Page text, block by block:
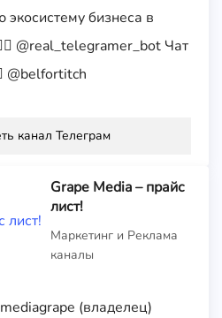
экосистему бизнеса в
@real_telegramer_bot Чат
@belfortitch
канал Телеграм
Grape Media – прайс
лист!
Маркетинг и Реклама
каналы
(владелец)